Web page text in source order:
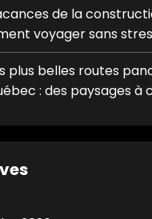
de la
voyager sans
plus belles routes
: des paysages à